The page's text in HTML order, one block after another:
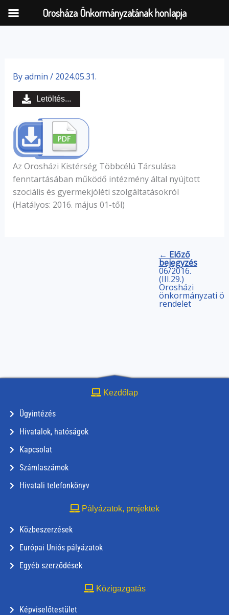
content
Byadmin / 2024.05.31.
Az Orosházi Kistérség Többcélú Társulása
fenntartásában működő intézmény által nyújtott
szociális és gyermekjóléti szolgáltatásokról
(Hatályos: 2016. május 01-től)
Letöltés...
← Előző
bejegyzés
06/2016.
(III.29.)
Orosházi
önkormányzati
rendelet
Kezdőlap
Ügyintézés
Hivatalok, hatóságok
Kapcsolat
Számlaszámok
Hivatali telefonkönyv
Pályázatok, projektek
Közbeszerzések
Európai Uniós pályázatok
Egyéb szerződések
Közigazgatás
Képviselőtestület
Orosháza Önkormányzatának honlapja